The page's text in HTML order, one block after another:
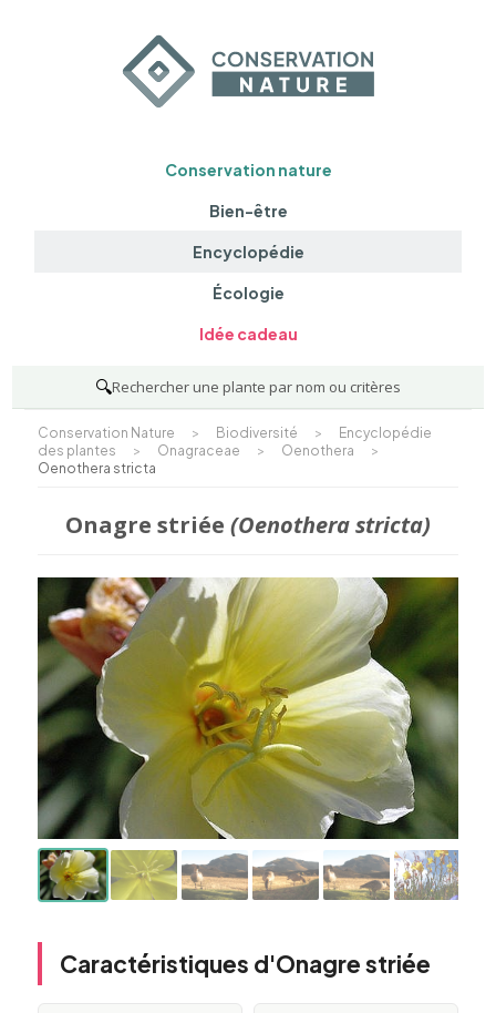
Conservation nature
Bien-être
Encyclopédie
Écologie
Idée cadeau
🔍Rechercher une plante par nom ou critères
Conservation Nature > Biodiversité >
Encyclopédie
des plantes
> Onagraceae > Oenothera
>
Oenothera stricta
Onagre striée (Oenothera stricta)
Caractéristiques d'Onagre striée